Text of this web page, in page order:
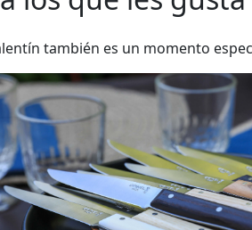
también es un momento